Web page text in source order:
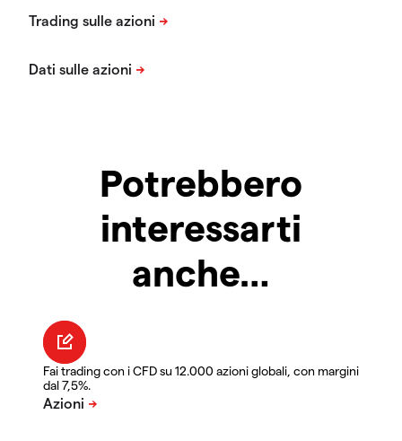
Potrebbero
interessarti
anche…
Fai trading con i CFD su 12.000 azioni globali, con margini
dal 7,5%.